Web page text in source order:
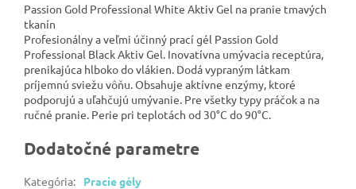
Passion Gold Professional White Aktiv Gel na pranie tmavých
tkanín
Profesionálny a veľmi účinný prací gél Passion Gold
Professional Black Aktiv Gel. Inovatívna umývacia receptúra,
prenikajúca hlboko do vlákien. Dodá vypraným látkam
príjemnú sviežu vôňu. Obsahuje aktívne enzýmy, ktoré
podporujú a uľahčujú umývanie. Pre všetky typy práčok a na
ručné pranie. Perie pri teplotách od 30°C do 90°C.
Dodatočné parametre
Kategória:
Pracie gély